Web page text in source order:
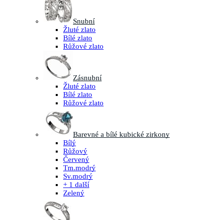
Snubní
Žluté zlato
Bílé zlato
Růžové zlato
Zásnubní
Žluté zlato
Bílé zlato
Růžové zlato
Barevné a bílé kubické zirkony
Bílý
Růžový
Červený
Tm.modrý
Sv.modrý
+ 1 další
Zelený